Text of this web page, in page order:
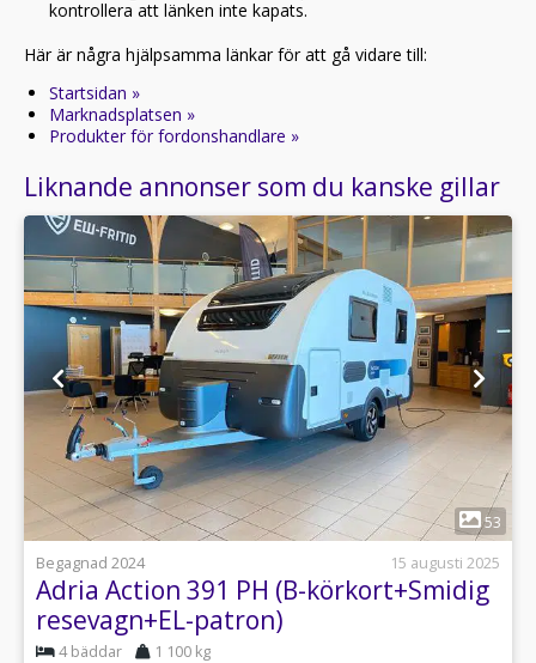
kontrollera att länken inte kapats.
Här är några hjälpsamma länkar för att gå vidare till:
Startsidan »
Marknadsplatsen »
Produkter för fordonshandlare »
Liknande annonser som du kanske gillar
1
53
Begagnad 2024
15 augusti 2025
Adria Action 391 PH (B-körkort+Smidig
resevagn+EL-patron)
4 bäddar 1 100 kg